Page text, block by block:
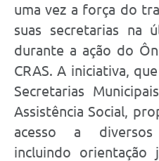
uma vez a força do
suas secretarias na
durante a ação do
CRAS. A iniciativa,
Secretarias
Assistência Social,
acesso a diversos
incluindo orientação